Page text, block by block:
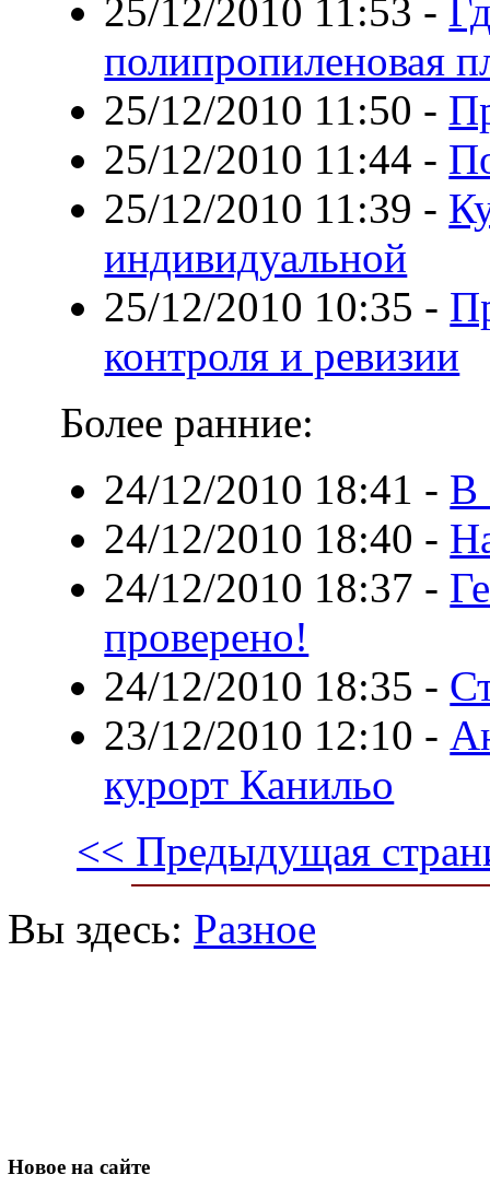
25/12/2010 11:53 -
полипропиленовая
25/12/2010 11:50 -
25/12/2010 11:44 -
25/12/2010 11:39 -
индивидуальной
25/12/2010 10:35 -
контроля и ревизии
Более ранние:
24/12/2010 18:41 - В
24/12/2010 18:40 -
24/12/2010 18:37 -
проверено!
24/12/2010 18:35 -
23/12/2010 12:10 -
курорт Канильо
<< Предыдущая
Вы здесь: Разное
Новое на сайте